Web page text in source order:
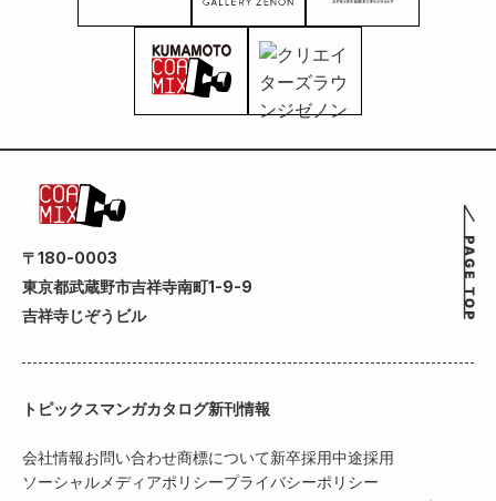
〒180-0003
東京都武蔵野市吉祥寺南町1-9-9
吉祥寺じぞうビル
トピックスマンガカタログ新刊情報
会社情報お問い合わせ商標について新卒採用中途採用
ソーシャルメディアポリシープライバシーポリシー